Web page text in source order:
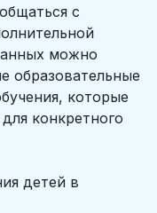
с
можно
образовательные
которые
конкретного
детей в